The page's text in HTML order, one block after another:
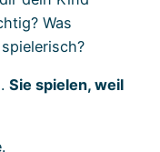
Was
Sie spielen, weil